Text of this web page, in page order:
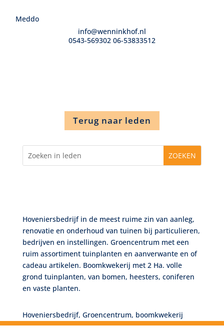
Meddo
info@wenninkhof.nl
0543-569302 06-53833512
Terug naar leden
Hoveniersbedrijf in de meest ruime zin van aanleg,
renovatie en onderhoud van tuinen bij particulieren,
bedrijven en instellingen. Groencentrum met een
ruim assortiment tuinplanten en aanverwante en of
cadeau artikelen. Boomkwekerij met 2 Ha. volle
grond tuinplanten, van bomen, heesters, coniferen
en vaste planten.
Hoveniersbedrijf, Groencentrum, boomkwekerij